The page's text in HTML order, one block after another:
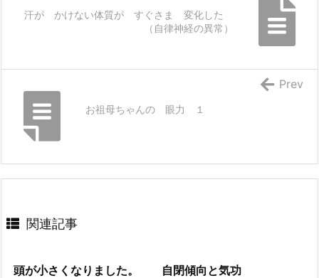
汗が かけない体質が すぐさま 変化した
（自律神経の異常）
お祖母ちゃんの 眼力 １
Prev
関連記事
頭が小さくなりました。 自閉傾向と気功